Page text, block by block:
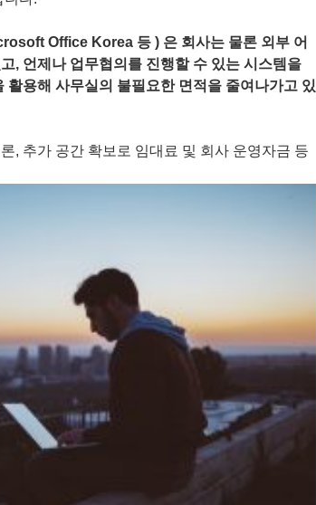
Office Korea 등 ) 은 회사는 물론 외부 어
, 언제나 업무협의를 진행할 수 있는 시스템을
활용해 사무실의 불필요한 면적을 줄여나가고 있
, 추가 공간 확보로 임대료 및 회사 운영자금 등